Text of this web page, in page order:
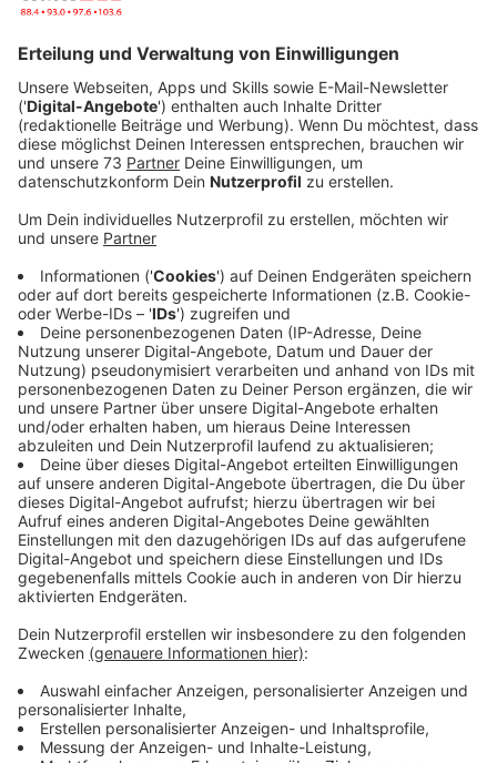
Anzeige
Berlin (dpa) - Mit dabei sind nach Angaben der Berliner
Werbeagentur Antoni, die sich die Kampagne
ausgedacht hat, unter anderem BMW, Mercedes-Benz,
Edeka, Lidl, die Sparkasse und die Volksbanken ebenso
wie Burger King und McDonald's. Medienpartner der
Kampagne ist die "Bild"-Zeitung. Der designierte
Bundeskanzler Olaf Scholz (SPD) lobte die Initiative
der Mitteilung zufolge als ein "herausragendes
Zeichen gesellschaftlicher Verantwortung und
Eigeninitiative".
Anzeige
Anzeige
Anzeige
"Impfen. What Else?" oder "Wir Lieben
Impfen"
Anzeige